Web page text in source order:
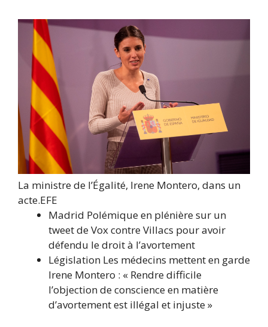
La ministre de l’Égalité, Irene Montero, dans un
acte.EFE
Madrid Polémique en plénière sur un
tweet de Vox contre Villacs pour avoir
défendu le droit à l’avortement
Législation Les médecins mettent en garde
Irene Montero : « Rendre difficile
l’objection de conscience en matière
d’avortement est illégal et injuste »